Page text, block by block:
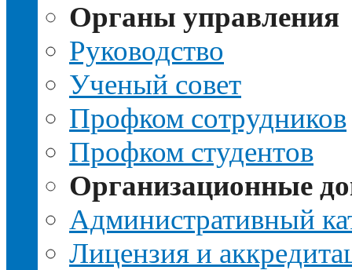
Органы управления
Руководство
Ученый совет
Профком сотрудников
Профком студентов
Организационные
Административный
Лицензия и